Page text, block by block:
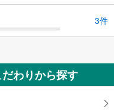
3件
わりから探す